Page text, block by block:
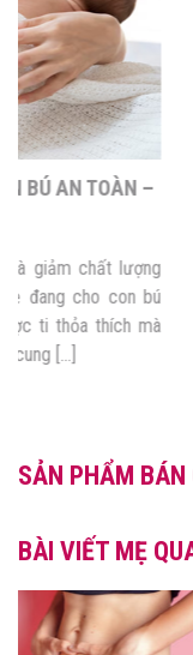
SAU SINH ĂN RAU
Nghe nhiều người
dưỡng da tốt nhưng
muốn tìm hiểu kỹ
mẹ con. Hiểu được
SẢN PHẨM
BÀI VIẾT MẸ